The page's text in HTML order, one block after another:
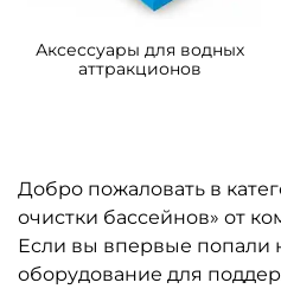
Аксессуары для водных
аттракционов
Добро пожаловать в
очистки бассейнов» от
Если вы впервые попали
оборудование для